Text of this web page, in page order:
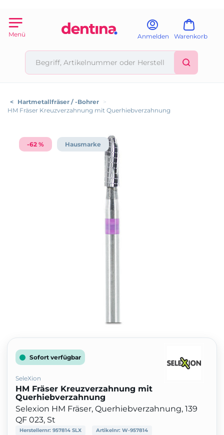
Menü Anmelden Warenkorb
< Hartmetallfräser / -Bohrer >
HM Fräser Kreuzverzahnung mit Querhiebverzahnung
-62 % Hausmarke
Sofort verfügbar
SeleXion
HM Fräser Kreuzverzahnung mit
Querhiebverzahnung
Selexion HM Fräser, Querhiebverzahnung, 139
QF 023, St
Herstellernr: 957814 SLX Artikelnr: W-957814